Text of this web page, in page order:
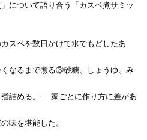
について語り合う「カスベ煮サミッ
スベを数日かけて水でもどしたあ
なるまで煮る③砂糖、しょうゆ、み
詰める。──家ごとに作り方に差があ
味を堪能した。